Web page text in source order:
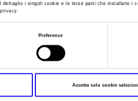
dettaglio i singoli cookie e le terze parti che installano i
Preferenze
Accetta solo cookie
In alto i calici di
PostedGiugno 12th, 2026 Ufficio
Un brindisi all’Arena di Verona in
Italia loves Unesco”, lo spettacolo
Patrimonio dell’Umanità e